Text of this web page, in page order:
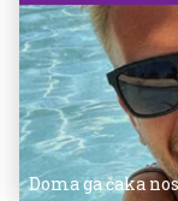
Doma ga čaka